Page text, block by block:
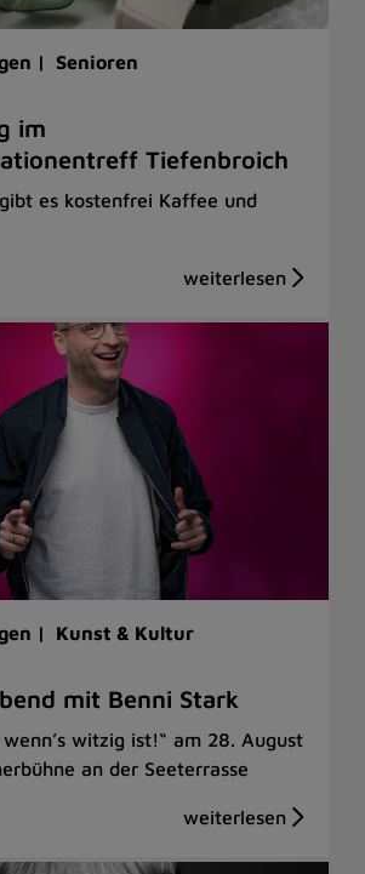
| Senioren
im
Tiefenbroich
es kostenfrei Kaffee und
| Kunst & Kultur
mit Benni Stark
wenn’s witzig ist!“ am 28. August
an der Seeterrasse